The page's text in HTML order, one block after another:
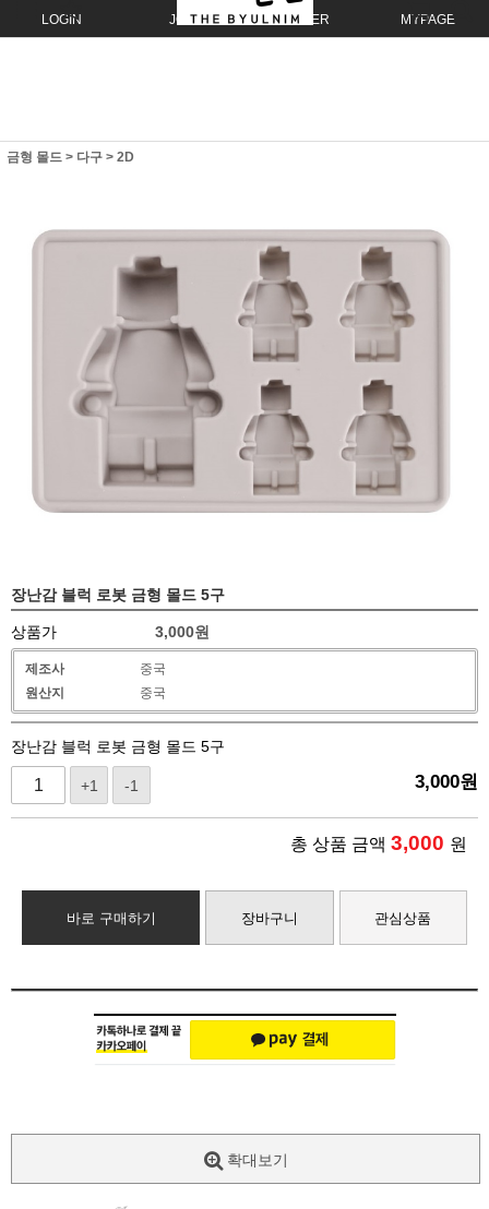
LOGIN JOIN ORDER MYPAGE
금형 몰드 > 다구 > 2D
장난감 블럭 로봇 금형 몰드 5구
상품가 3,000원
제조사
중국
원산지
중국
장난감 블럭 로봇 금형 몰드 5구
+1 -1 3,000원
총 상품 금액 3,000 원
바로 구매하기 장바구니 관심상품
확대보기